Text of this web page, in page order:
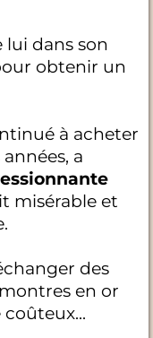
lui dans son
obtenir un
à acheter
a
misérable et
des
en or